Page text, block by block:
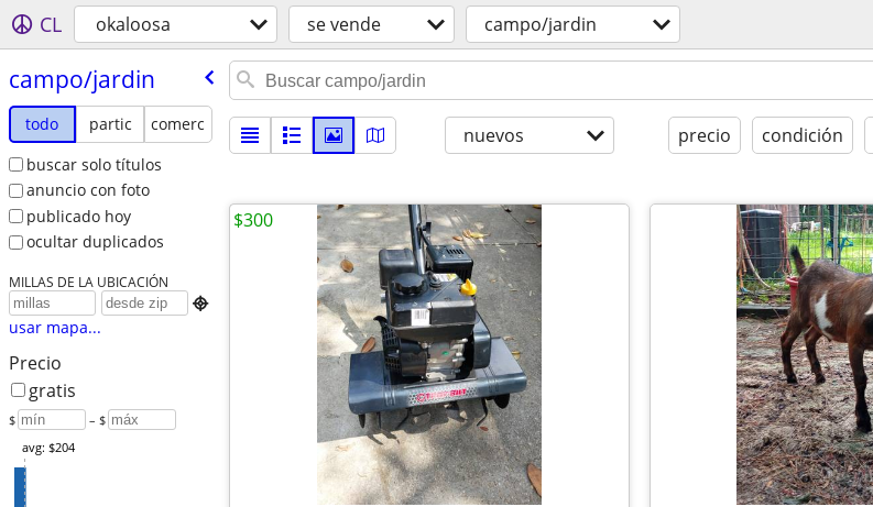
CL okaloosa se vende campo/jardin
campo/​jardin
todo partic
comerc
buscar solo títulos
anuncio con foto
publicado hoy
ocultar duplicados
MILLAS DE LA UBICACIÓN

usar mapa...
Precio
gratis
$ – $
avg: $204
nuevos precio condición
$300